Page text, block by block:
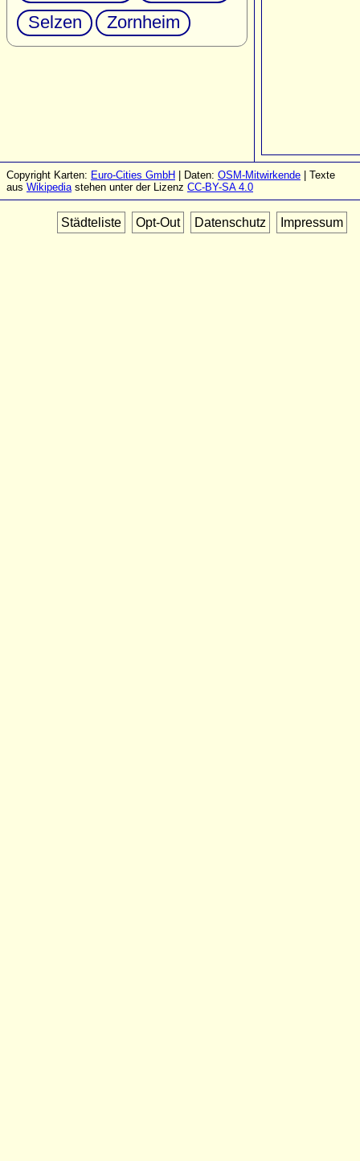
Selzen
Zornheim
Copyright Karten: Euro-Cities GmbH | Daten: OSM-Mitwirkende | Texte
aus Wikipediastehen unter der Lizenz CC-BY-SA 4.0
Städteliste Opt-Out Datenschutz Impressum